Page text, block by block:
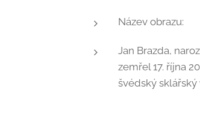
Název obrazu:
Jan Brazda,
zemřel 17. října
švédský